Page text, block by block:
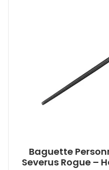
Baguette
Severus Rogue –